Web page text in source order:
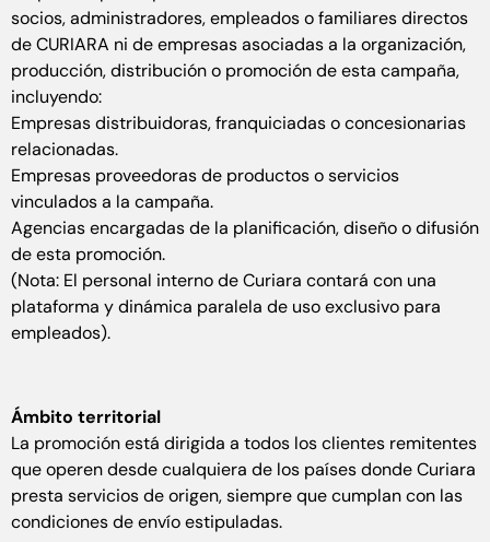
socios, administradores, empleados o familiares directos
de CURIARA ni de empresas asociadas a la organización,
producción, distribución o promoción de esta campaña,
incluyendo:
Empresas distribuidoras, franquiciadas o concesionarias
relacionadas.
Empresas proveedoras de productos o servicios
vinculados a la campaña.
Agencias encargadas de la planificación, diseño o difusión
de esta promoción.
(Nota: El personal interno de Curiara contará con una
plataforma y dinámica paralela de uso exclusivo para
empleados).
Ámbito territorial
La promoción está dirigida a todos los clientes remitentes
que operen desde cualquiera de los países donde Curiara
presta servicios de origen, siempre que cumplan con las
condiciones de envío estipuladas.